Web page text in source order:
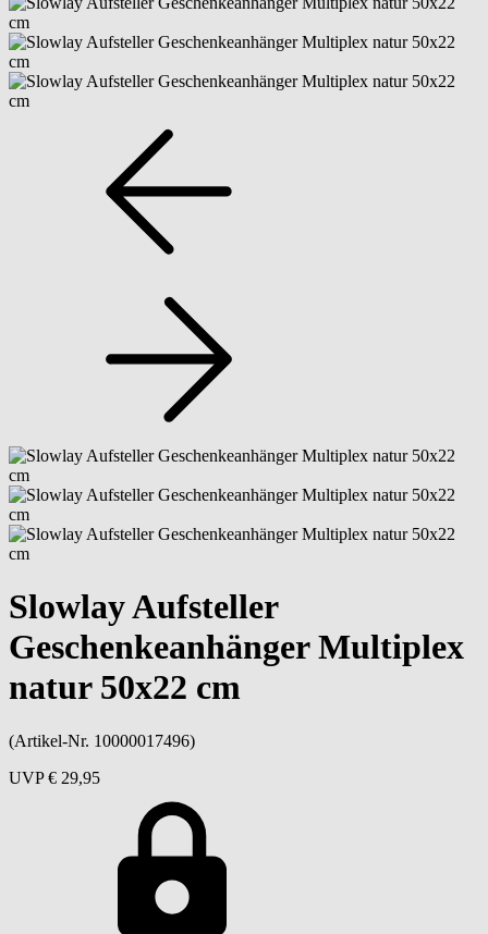
Slowlay Aufsteller
Geschenkeanhänger Multiplex
natur 50x22 cm
(Artikel-Nr. 10000017496)
UVP € 29,95